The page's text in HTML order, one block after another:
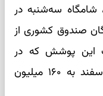
شامگاه سه‌شنبه در
صندوق کشوری از
این پوشش که در
گذشته ۲۸ میلیون تومان بود، تا اسفند به ۱۶۰ میلیون